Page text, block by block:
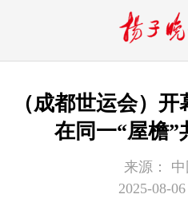
（成都世运会）
在同一“屋檐”
来源：
2025-08-